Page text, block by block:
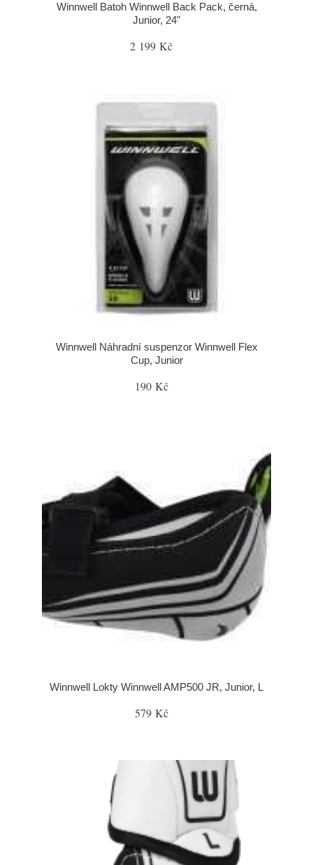
Winnwell Batoh Winnwell Back Pack, černá,
Junior, 24"
2 199 Kč
Winnwell Náhradní suspenzor Winnwell Flex
Cup, Junior
190 Kč
Winnwell Lokty Winnwell AMP500 JR, Junior, L
579 Kč